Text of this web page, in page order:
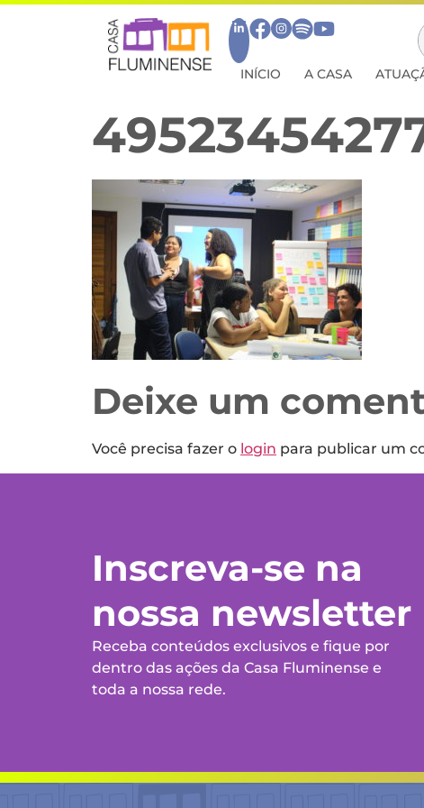
INÍCIO A CASA
Deixe um
Você precisa fazer o login para publicar um
Inscreva-se na
nossa newsletter
Receba conteúdos exclusivos e fique por
dentro das ações da Casa Fluminense e
toda a nossa rede.